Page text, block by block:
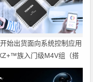
始出货面向系统控制应用
族入门级M4V组（搭
Cortex‑M4内核的标准微
）工程样品